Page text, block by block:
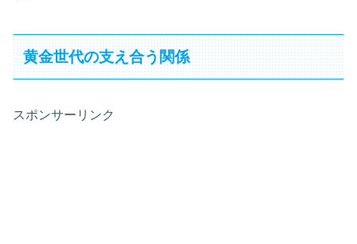
黄金世代の支え合う関係
スポンサーリンク